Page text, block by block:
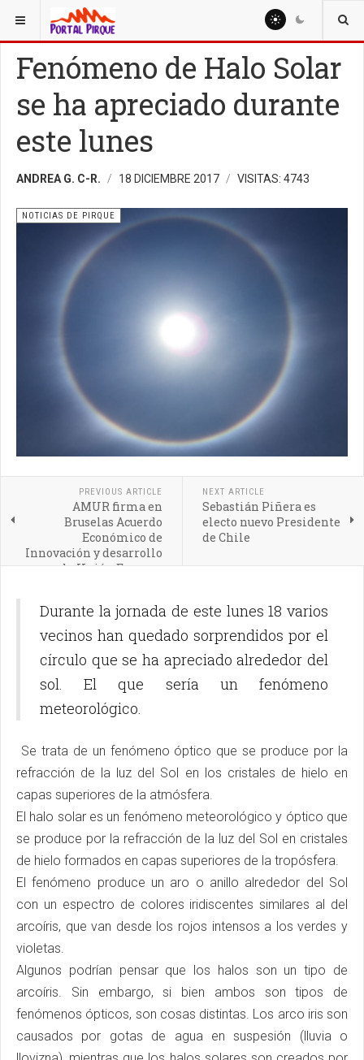
ESTÁ AQUÍ: NOTICIAS
Fenómeno de Halo Solar
se ha apreciado durante
este lunes
ANDREA G. C-R. 18 DICIEMBRE 2017 VISITAS: 4743
NOTICIAS DE PIRQUE
PREVIOUS ARTICLE
AMUR firma en
Bruselas Acuerdo
Económico de
Innovación y desarrollo
con la Unión Europea
NEXT ARTICLE
Sebastián Piñera es
electo nuevo Presidente
de Chile
Durante la jornada de este lunes 18 varios
vecinos han quedado sorprendidos por el
círculo que se ha apreciado alrededor del
sol. El que sería un fenómeno
meteorológico.
Se trata de un fenómeno óptico que se produce por la
refracción de la luz del Sol en los cristales de hielo en
capas superiores de la atmósfera.
El halo solar es un fenómeno meteorológico y óptico que
se produce por la refracción de la luz del Sol en cristales
de hielo formados en capas superiores de la tropósfera.
El fenómeno produce un aro o anillo alrededor del Sol
con un espectro de colores iridiscentes similares al del
arcoíris, que van desde los rojos intensos a los verdes y
violetas.
Algunos podrían pensar que los halos son un tipo de
arcoíris. Sin embargo, si bien ambos son tipos de
fenómenos ópticos, son cosas distintas. Los arco iris son
causados ​​por gotas de agua en suspesión (lluvia o